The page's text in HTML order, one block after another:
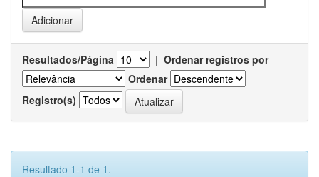
Resultados/Página | Ordenar registros por
Ordenar
Registro(s)
Resultado 1-1 de 1.